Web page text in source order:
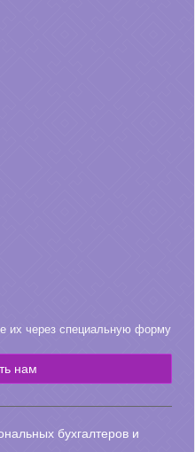
их через специальную форму
нам
бухгалтеров и